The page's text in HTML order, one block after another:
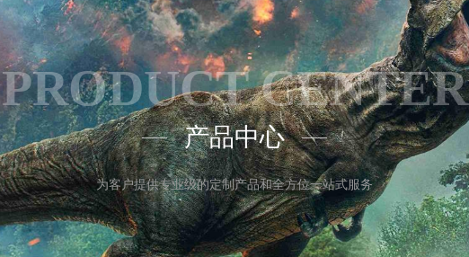
PRODUCT CENTER
—— 产品中心 ——
为客户提供专业级的定制产品和全方位一站式服务